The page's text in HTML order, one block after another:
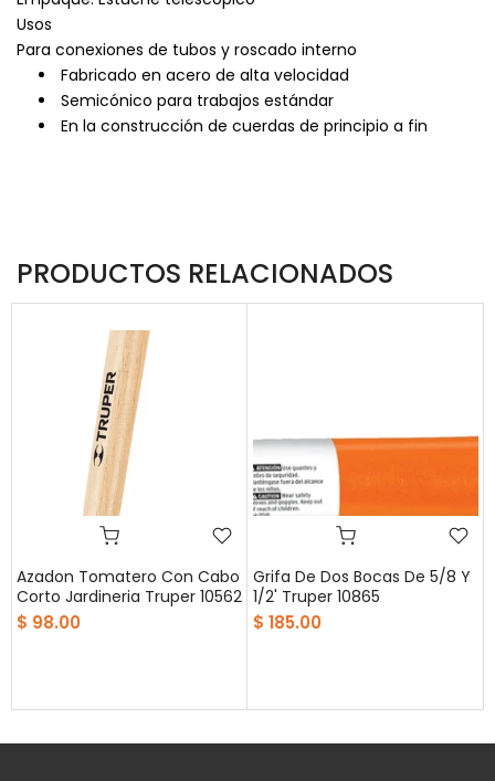
Usos
Para conexiones de tubos y roscado interno
Fabricado en acero de alta velocidad
Semicónico para trabajos estándar
En la construcción de cuerdas de principio a fin
PRODUCTOS RELACIONADOS
Azadon Tomatero Con Cabo
Corto Jardineria Truper 10562
$ 98.00
Grifa De Dos Bocas De 5/8 Y
1/2' Truper 10865
$ 185.00